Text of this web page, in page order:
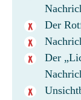
Der
Der